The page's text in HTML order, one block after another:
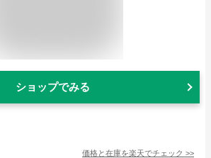
ショップでみる
価格と在庫を楽天でチェック >>